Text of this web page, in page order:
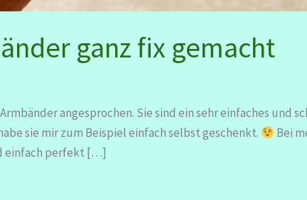
ganz fix gemacht
angesprochen. Sie sind ein sehr einfaches und
sie mir zum Beispiel einfach selbst geschenkt.
Bei
einfach perfekt […]